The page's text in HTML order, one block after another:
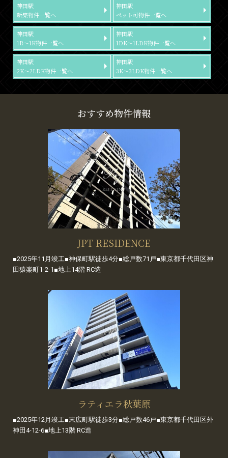
神田駅
新築物件一覧へ
神田駅
ペット可物件一覧へ
神田駅
1R～1K物件一覧へ
神田駅
1DK～1LDK物件一覧へ
神田駅
2K～2LDK物件一覧へ
神田駅
3K～3LDK物件一覧へ
おすすめ物件情報
JPT RESIDENCE
■2025年11月竣工■神保町駅徒歩4分■総戸数71戸■東京都千代田区神
田猿楽町1-2-1■地上14階 RC造
ラティエラ秋葉原
■2025年12月竣工■末広町駅徒歩3分■総戸数46戸■東京都千代田区外
神田4-12-6■地上13階 RC造